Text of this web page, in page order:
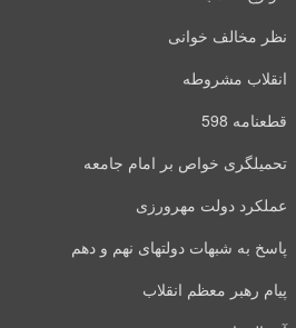
نظر مخالف خوانی
انقلاب مشروطه
قطعنامه 598
تحمیلگری خواص بر امام جامعه
عملکرد دولت مهرورزی
پاسخ به شبهات دولتهای نهم و دهم
پیام رهبر معظم انقلاب